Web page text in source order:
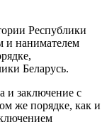
Республики
и нанимателем
Беларусь.
и заключение с
же порядке, как и